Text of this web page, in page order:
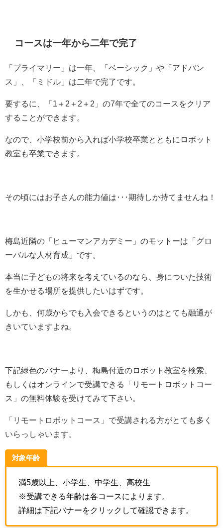
コースは一年から二年で完了
「プライマリー」は一年、「ベーシック」や「アドバン
ス」、「ミドル」は二年で完了です。
要するに、「1＋2＋2＋2」の7年で全てのコースをクリア
することができます。
なので、小学校前から入れば小学校卒業とともにロボット
教室も卒業できます。
その頃にはお子さんの能力値は･･･期待しか持てませんね！
梅島近隣の「ヒューマンアカデミー」のモットーは「グロ
ーバルな人材育成」です。
本当に子どもの将来を考えているのなら、身についた技術
を生かせる場所を提供したいはずです。
しかも、何歳からでも入会できるというのはとても融通が
きいていますよね。
下記緑色のバナーより、梅島付近のロボット教室を検索、
もしくはオンラインで受講できる「リモートロボットコー
ス」の無料体験を受けてみて下さい。
「リモートロボットコース」で受講される方がとても多く
いらっしゃいます。
対象年齢
満5歳以上、小学生、中学生、高校生
※受講できる年齢は各コースによります。
詳細は下記バナーをクリックして確認できます。